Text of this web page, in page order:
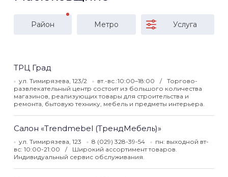
Район Метро Услуга
ТРЦ Град
ул. Тимирязева, 123/2 вт.-вс.:10:00–18:00
Торгово-
развлекательный центр состоит из большого количества
магазинов, реализующих товары для строительства и
ремонта, бытовую технику, мебель и предметы интерьера.
Салон «Trendmebel (ТрендМебель)»
ул. Тимирязева, 123 8 (029) 328-39-54
пн: выходной вт-
вс: 10:00-21:00
Широкий ассортимент товаров.
Индивидуальный сервис обслуживания.